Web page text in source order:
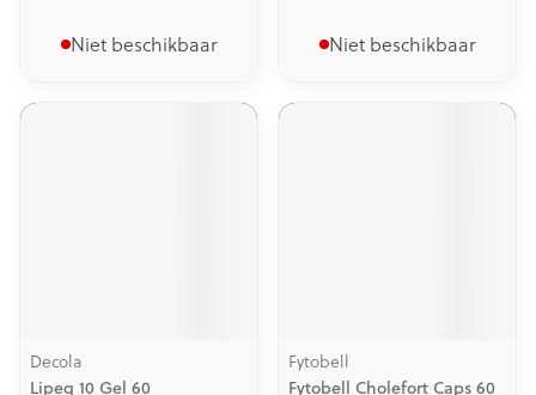
Niet beschikbaar Niet beschikbaar
Decola
Lipeq 10 Gel 60
Fytobell
Fytobell Cholefort Caps 60